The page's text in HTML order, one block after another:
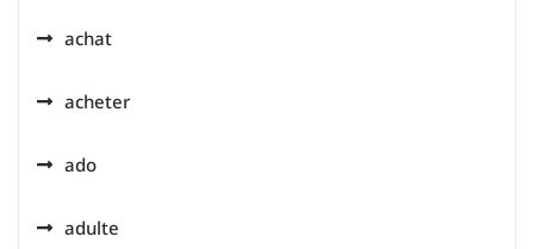
achat
acheter
ado
adulte